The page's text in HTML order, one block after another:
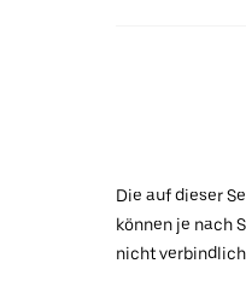
Die auf dieser
können je nach
nicht